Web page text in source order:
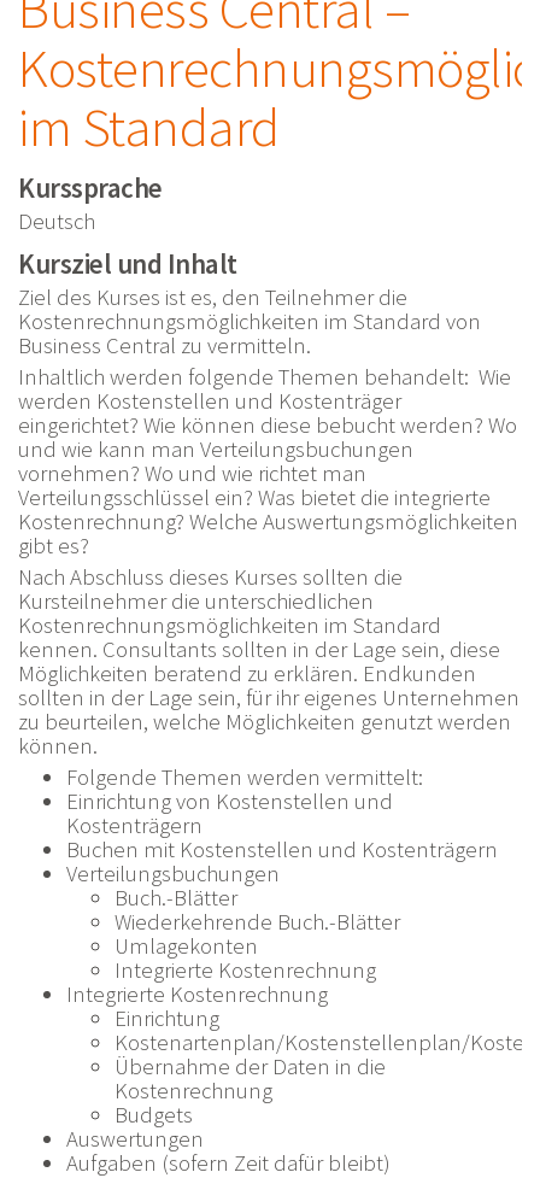
im Standard
Kurssprache
Deutsch
Kursziel und Inhalt
Ziel des Kurses ist es, den Teilnehmer die
Kostenrechnungsmöglichkeiten im Standard von
Business Central zu vermitteln.
Inhaltlich werden folgende Themen behandelt: Wie
werden Kostenstellen und Kostenträger
eingerichtet? Wie können diese bebucht werden? Wo
und wie kann man Verteilungsbuchungen
vornehmen? Wo und wie richtet man
Verteilungsschlüssel ein? Was bietet die integrierte
Kostenrechnung? Welche Auswertungsmöglichkeiten
gibt es?
Nach Abschluss dieses Kurses sollten die
Kursteilnehmer die unterschiedlichen
Kostenrechnungsmöglichkeiten im Standard
kennen. Consultants sollten in der Lage sein, diese
Möglichkeiten beratend zu erklären. Endkunden
sollten in der Lage sein, für ihr eigenes Unternehmen
zu beurteilen, welche Möglichkeiten genutzt werden
können.
Folgende Themen werden vermittelt:
Einrichtung von Kostenstellen und
Kostenträgern
Buchen mit Kostenstellen und Kostenträgern
Verteilungsbuchungen
Buch.-Blätter
Wiederkehrende Buch.-Blätter
Umlagekonten
Integrierte Kostenrechnung
Integrierte Kostenrechnung
Einrichtung
Kostenartenplan/Kostenstellenplan/
Übernahme der Daten in die
Kostenrechnung
Budgets
Auswertungen
Aufgaben (sofern Zeit dafür bleibt)